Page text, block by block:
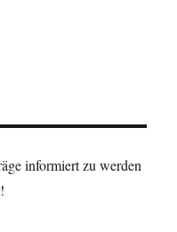
informiert zu werden